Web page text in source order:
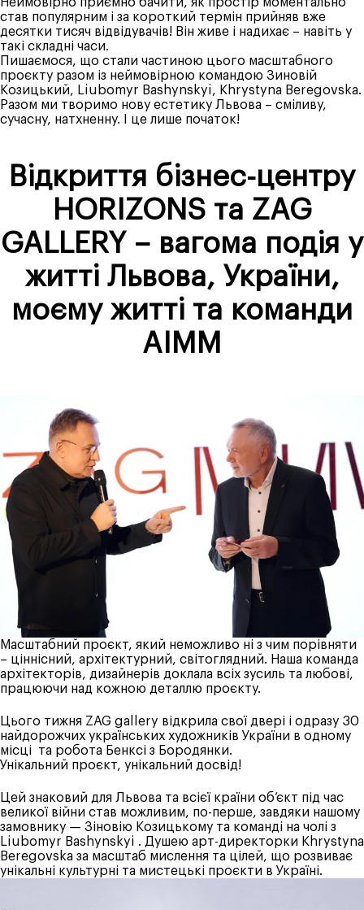
став популярним і за короткий термін прийняв вже
десятки тисяч відвідувачів! Він живе і надихає – навіть у
такі складні часи.
Пишаємося, що стали частиною цього масштабного
проєкту разом із неймовірною командою Зиновій
Козицький, Liubomyr Bashynskyi, Khrystyna Beregovska.
Разом ми творимо нову естетику Львова – сміливу,
сучасну, натхненну. І це лише початок!
Відкриття бізнес-центру
HORIZONS та ZAG
GALLERY – вагома подія у
житті Львова, України,
моєму житті та команди
AIMM
Масштабний проєкт, який неможливо ні з чим порівняти
– ціннісний, архітектурний, світоглядний. Наша команда
архітекторів, дизайнерів доклала всіх зусиль та любові,
працюючи над кожною деталлю проєкту.
Цього тижня ZAG gallery відкрила свої двері і одразу 30
найдорожчих українських художників України в одному
місці та робота Бенксі з Бородянки.
Унікальний проєкт, унікальний досвід!
Цей знаковий для Львова та всієї країни об‘єкт під час
великої війни став можливим, по-перше, завдяки нашому
замовнику — Зіновію Козицькому та команді на чолі з
Liubomyr Bashynskyi . Душею арт-директорки Khrystyna
Beregovska за масштаб мислення та цілей, що розвиває
унікальні культурні та мистецькі проєкти в Україні.